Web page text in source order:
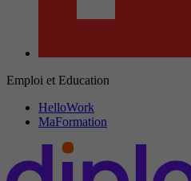
Emploi et Education
HelloWork
MaFormation